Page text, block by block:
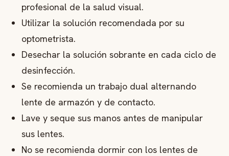
profesional de la salud visual.
Utilizar la solución recomendada por su
optometrista.
Desechar la solución sobrante en cada ciclo de
desinfección.
Se recomienda un trabajo dual alternando
lente de armazón y de contacto.
Lave y seque sus manos antes de manipular
sus lentes.
No se recomienda dormir con los lentes de